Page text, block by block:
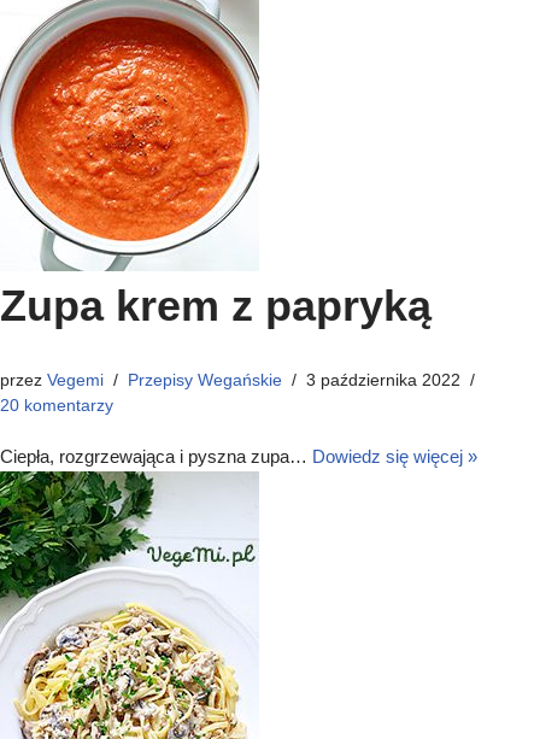
Zupa krem z papryką
przez Vegemi Przepisy Wegańskie
3 października 2022
20 komentarzy
Ciepła, rozgrzewająca i pyszna zupa… Dowiedz się więcej »